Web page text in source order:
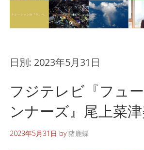
日別: 2023年5月31日
フジテレビ『フュ
ンナーズ』尾上菜
2023年5月31日 by猪鹿蝶